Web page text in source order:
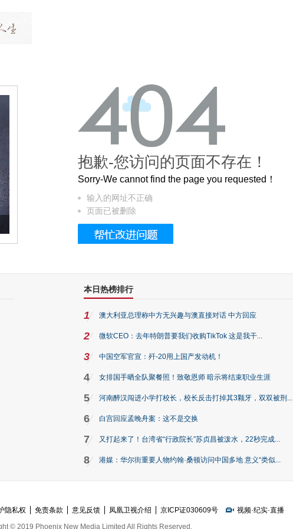
这个3.2米的长卷，还原了600岁的紫禁城
抱歉-您访问的页面不存在！
Sorry-We cannot find the page you requested！
输入的网址不正确
页面已被删除
本日热榜排行
1 澳大利亚总理称中方无兴趣与澳直接对话 中方回应
2 微软CEO：去年特朗普要我们收购TikTok 这是我干...
3 中国空军官宣：歼-20用上国产发动机！
4 女排国手晒全队聚餐照！致敬恩师 暗示将结束职业生涯
5 河南醉汉闯进小学打校长，校长反击打掉其3颗牙，双双被刑...
6 白宫回应孟晚舟案：这不是交换
7 又打起来了！台湾省“行政院长”苏贞昌被泼水，22秒完成...
8 港媒：华尔街重要人物约翰·桑顿访问中国多地 意义“类似...
隐私权 免责条款 意见反馈 凤凰卫视介绍 京ICP证030609号 视频·纪实·直播
© 2019 Phoenix New Media Limited All Rights Reserved.